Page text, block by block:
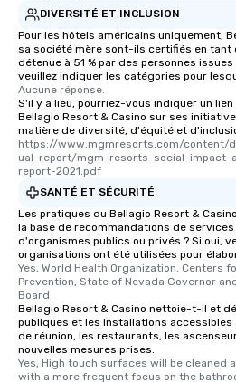
DIVERSITÉ ET INCLUSION
Pour les hôtels américains uniquement,
sa société mère sont-ils certifiés en tant
détenue à 51 % par des personnes
veuillez indiquer les catégories pour
Aucune réponse.
S'il y a lieu, pourriez-vous indiquer un
Bellagio Resort & Casino sur ses
matière de diversité, d'équité et
https://www.mgmresorts.com/content/
ual-report/mgm-resorts-social-impact-
report-2021.pdf
SANTÉ ET SÉCURITÉ
Les pratiques du Bellagio Resort &
la base de recommandations de
d'organismes publics ou privés ? Si oui,
organisations ont été utilisées pour
Yes, World Health Organization, Centers
Prevention, State of Nevada Governor
Board
Bellagio Resort & Casino nettoie-t-il et
publiques et les installations accessibles
de réunion, les restaurants, les
nouvelles mesures prises.
Yes, High touch surfaces will be cleaned
with a more frequent focus on the